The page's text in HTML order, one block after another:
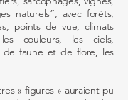
naturels”, avec forêts,
points de vue, climats
couleurs, les ciels,
de faune et de flore, les
« figures » auraient pu